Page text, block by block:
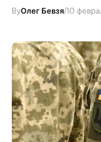
ByОлег Бевзя/10